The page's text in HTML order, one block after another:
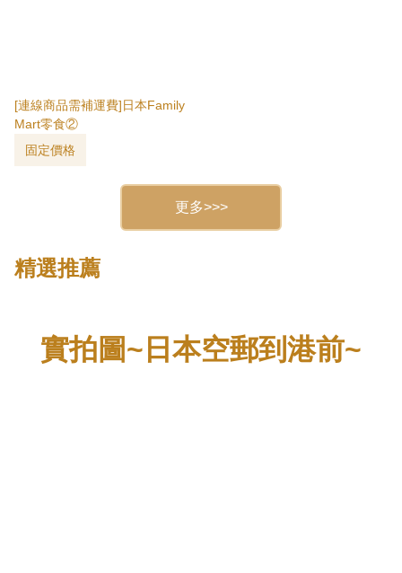
[連線商品需補運費]日本Family
Mart零食②
固定價格
更多>>>
精選推薦
實拍圖~日本空郵到港前~